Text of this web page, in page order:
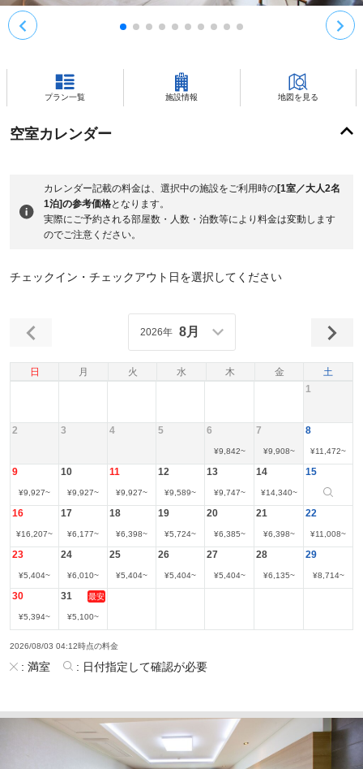
プラン一覧 施設情報 地図を見る
空室カレンダー
カレンダー記載の料金は、選択中の施設をご利用時の[1室／大人2名
1泊]の参考価格となります。
実際にご予約される部屋数・人数・泊数等により料金は変動します
のでご注意ください。
チェックイン・チェックアウト日を選択してください
日 月 火 水 木 金 土
2026年 8月
1
2 3 4 5 6
¥9,842~
7
¥9,908~
8
¥11,472~
9
¥9,927~
10
¥9,927~
11
¥9,927~
12
¥9,589~
13
¥9,747~
14
¥14,340~
15
16
¥16,207~
17
¥6,177~
18
¥6,398~
19
¥5,724~
20
¥6,385~
21
¥6,398~
22
¥11,008~
23
¥5,404~
24
¥6,010~
25
¥5,404~
26
¥5,404~
27
¥5,404~
28
¥6,135~
29
¥8,714~
30
¥5,394~
31 最安
¥5,100~
2026/08/03 04:12時点の料金
: 満室 : 日付指定して確認が必要